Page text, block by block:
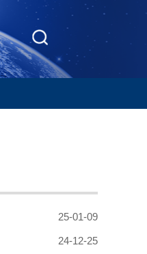
25-01-09
24-12-25